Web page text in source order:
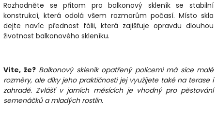
Rozhodněte se přitom pro balkonový skleník se stabilní
konstrukcí, která odolá všem rozmarům počasí. Místo skla
dejte navíc přednost fólii, která zajišťuje opravdu dlouhou
životnost balkonového skleníku.
Víte, že? Balkonový skleník opatřený policemi má sice malé
rozměry, ale díky jeho praktičnosti jej využijete také na terase i
zahradě. Zvlášť v jarních měsících je vhodný pro pěstování
semenáčků a mladých rostlin.